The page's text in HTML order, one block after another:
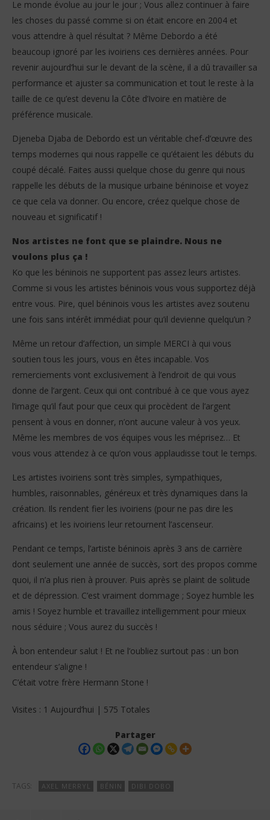
Le monde évolue au jour le jour ; Vous allez continuer à faire
les choses du passé comme si on était encore en 2004 et
vous attendre à quel résultat ? Même Debordo a été
beaucoup ignoré par les ivoiriens ces dernières années. Pour
revenir aujourd’hui sur le devant de la scène, il a dû travailler sa
performance et ajuster sa communication et tout le reste à la
taille de ce qu’est devenu la Côte d’Ivoire en matière de
préférence musicale.
Djeneba Djaba de Debordo est un véritable chef-d’œuvre des
temps modernes qui nous rappelle ce qu’étaient les débuts du
coupé décalé. Faites aussi quelque chose du genre qui nous
rappelle les débuts de la musique urbaine béninoise et voyez
ce que cela va donner. Ou encore, créez quelque chose de
nouveau et significatif !
Nos artistes ne font que se plaindre. Nous ne
voulons plus ça !
Ko que les béninois ne supportent pas assez leurs artistes.
Comme si vous les artistes béninois vous vous supportez déjà
entre vous. Pire, quel béninois vous les artistes avez soutenu
une fois sans intérêt immédiat pour qu’il devienne quelqu’un ?
Même un retour d’affection, un simple MERCI à qui vous
soutien tous les jours, vous en êtes incapable. Vos
remerciements vont exclusivement à l’endroit de qui vous
donne de l’argent. Ceux qui ont contribué à ce que vous ayez
l’image qu’il faut pour que ceux qui procèdent de l’argent
pensent à vous en donner, n’ont aucune valeur à vos yeux.
Même les membres de vos équipes vous les méprisez… Et
vous vous attendez à ce qu’on vous applaudisse tout le temps.
Les artistes ivoiriens sont très simples, sympathiques,
humbles, raisonnables, généreux et très dynamiques dans la
création. Ils rendent fier les ivoiriens (pour ne pas dire les
africains) et les ivoiriens leur retournent l’ascenseur.
Pendant ce temps, l’artiste béninois après 3 ans de carrière
dont seulement une année de succès, sort des propos comme
quoi, il n’a plus rien à prouver. Puis après se plaint de solitude
et de dépression. C’est vraiment dommage ; Soyez humble les
amis ! Soyez humble et travaillez intelligemment pour mieux
nous séduire ; Vous aurez du succès !
À bon entendeur salut ! Et ne l’oubliez surtout pas : un bon
entendeur s’aligne !
C’était votre frère Hermann Stone !
Visites : 1 Aujourd’hui | 575 Totales
Partager
TAGS: AXEL MERRYL BÉNIN DIBI DOBO